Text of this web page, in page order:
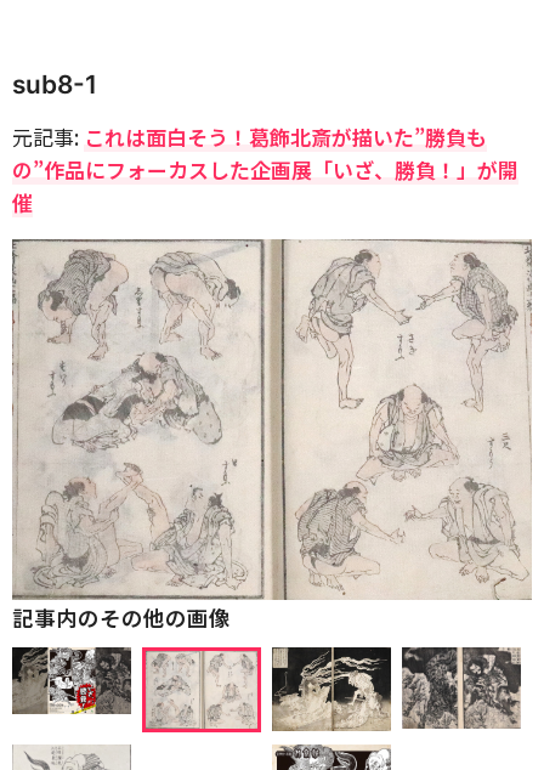
sub8-1
元記事: これは面白そう！葛飾北斎が描いた”勝負も
の”作品にフォーカスした企画展「いざ、勝負！」が開
催
記事内のその他の画像